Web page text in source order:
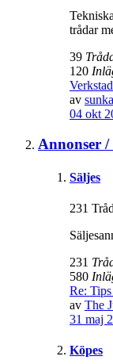
trådar
39
120
av
04 okt
Annonser
Säljes
231
231
580
Re:
av The
31 maj
Köpes